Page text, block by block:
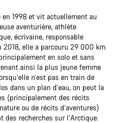
en 1998 et vit actuellement au
aventurière, athlète
écrivaine, responsable
2018, elle a parcouru 29 000 km
en solo et sans
ainsi la plus jeune femme
n’est pas en train de
dans un plan d’eau, on peut la
(principalement des récits
ou de récits d’aventures)
des recherches sur l’Arctique.